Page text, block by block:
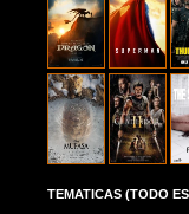
TEMATICAS (TODO